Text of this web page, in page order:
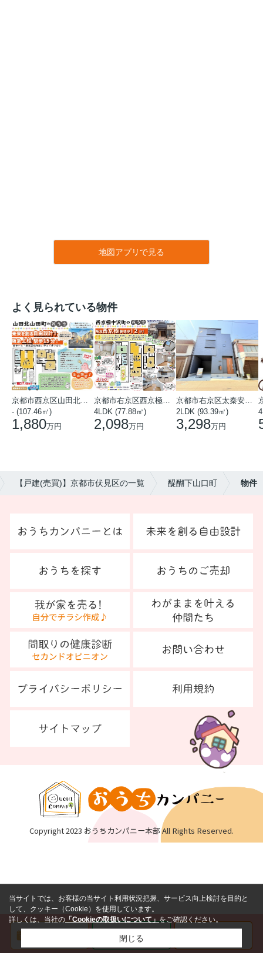
地図アプリで見る
よく見られている物件
- (107.46㎡)
1,880万円
4LDK (77.88㎡)
2,098万円
2LDK (93.39㎡)
3,298万円
【戸建(売買)】京都市伏見区の一覧 醍醐下山口町 物件
Copyright 2023 おうちカンパニー本部 All Rights Reserved.
当サイトでは、お客様の当サイト利用状況把握、サービス向上検討を目的と
して、クッキー（Cookie）を使用しています。
詳しくは、当社の 「Cookieの取扱いについて」をご確認ください。
閉じる